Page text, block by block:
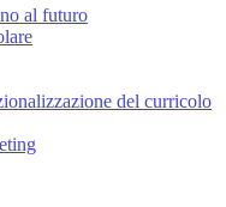
al futuro
del curricolo